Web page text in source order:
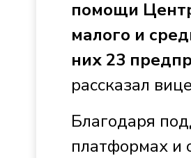
помощи
малого и
них 23
рассказал
Благодаря
платформах и